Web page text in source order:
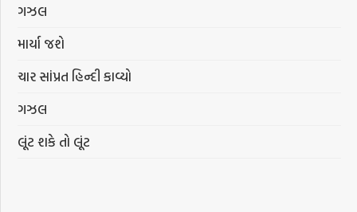
ગઝલ
માર્યા જશે
ચાર સાંપ્રત હિન્દી કાવ્યો
ગઝલ
લૂંટ શકે તો લૂંટ